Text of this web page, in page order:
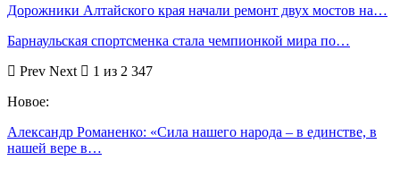
Дорожники Алтайского края начали ремонт двух мостов на…
Барнаульская спортсменка стала чемпионкой мира по…
Prev Next
1 из 2 347
Новое:
Александр Романенко: «Сила нашего народа – в единстве, в
нашей вере в…